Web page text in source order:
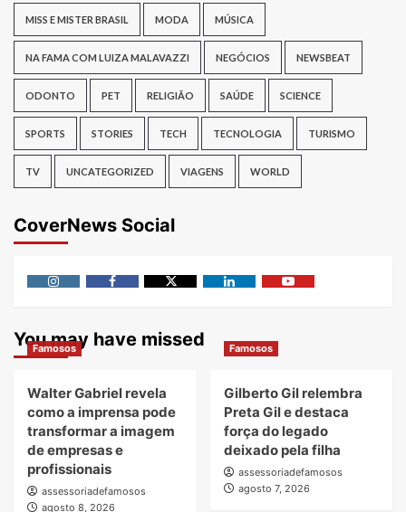
MISS E MISTER BRASIL MODA MÚSICA
NA FAMA COM LUIZA MALAVAZZI NEGÓCIOS NEWSBEAT
ODONTO PET RELIGIÃO SAÚDE SCIENCE
SPORTS STORIES TECH TECNOLOGIA TURISMO
TV UNCATEGORIZED VIAGENS WORLD
CoverNews Social
You may have missed
Famosos
Walter Gabriel revela
como a imprensa pode
transformar a imagem
de empresas e
profissionais
assessoriadefamosos
agosto 8, 2026
Famosos
Gilberto Gil relembra
Preta Gil e destaca
força do legado
deixado pela filha
assessoriadefamosos
agosto 7, 2026